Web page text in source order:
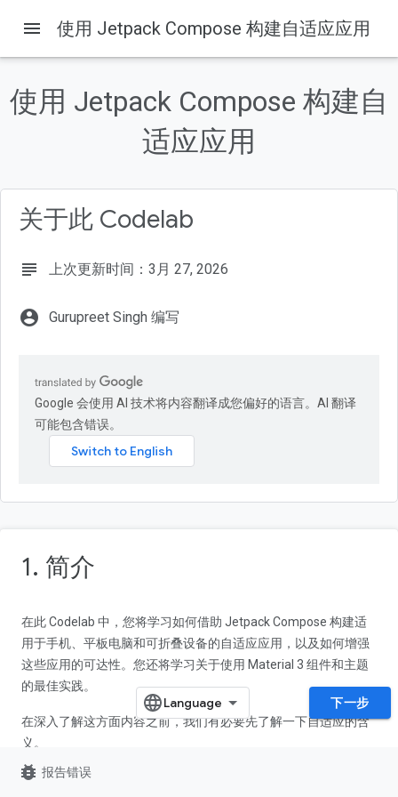
自适应
学习内容
menu 使用 Jetpack Compose 构建自适应应用
使用 Jetpack Compose 构建自
适应应用
关于此 Codelab
subject 上次更新时间：3月 27, 2026
account_circle Gurupreet Singh 编写
Google 会使用 AI 技术将内容翻译成您偏好的语言。AI 翻译
可能包含错误。
1. 简介
在此 Codelab 中，您将学习如何借助 Jetpack Compose 构建适
用于手机、平板电脑和可折叠设备的自适应应用，以及如何增强
这些应用的可达性。您还将学习关于使用 Material 3 组件和主题
的最佳实践。
在深入了解这方面内容之前，我们有必要先了解一下自适应的含
义。
自适应
下一步
bug_report 报告错误